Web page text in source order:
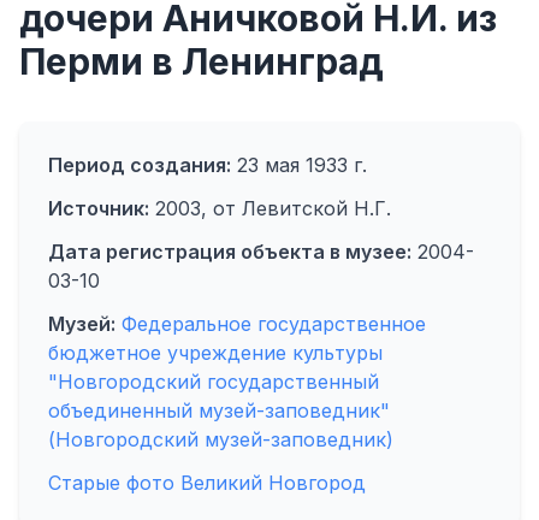
дочери Аничковой Н.И. из
Перми в Ленинград
Период создания: 23 мая 1933 г.
Источник: 2003, от Левитской Н.Г.
Дата регистрация объекта в музее: 2004-
03-10
Музей: Федеральное государственное
бюджетное учреждение культуры
"Новгородский государственный
объединенный музей-заповедник"
(Новгородский музей-заповедник)
Старые фото Великий Новгород